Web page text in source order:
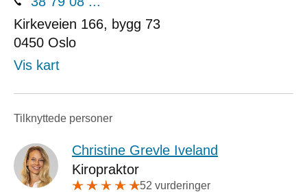
Kirkeveien 166, bygg 73
0450 Oslo
Vis kart
Tilknyttede personer
Christine Grevle Iveland
Kiropraktor
52 vurderinger